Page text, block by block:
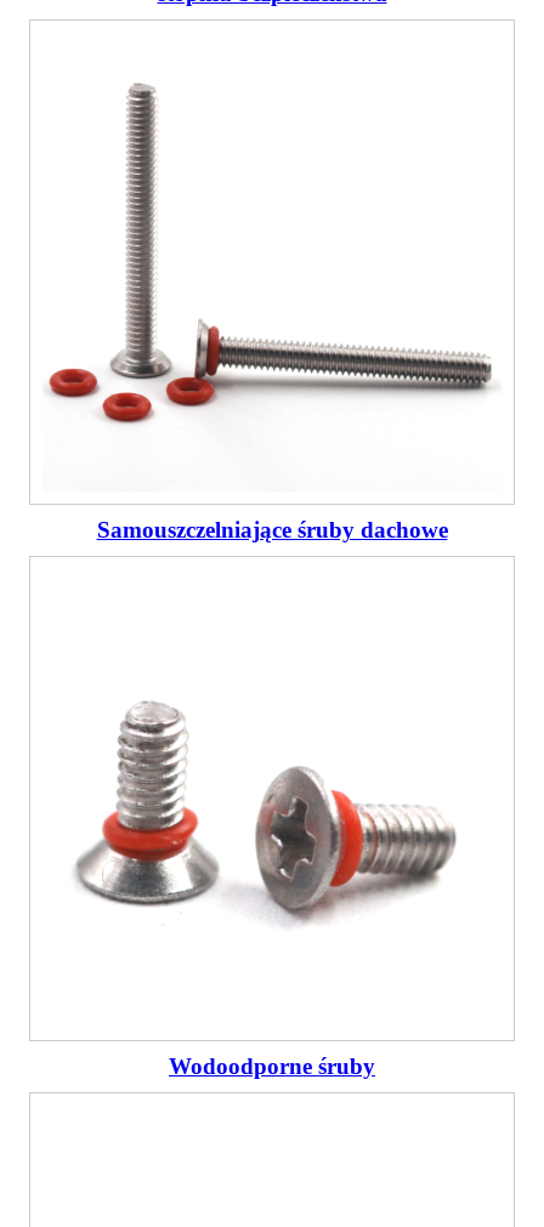
Samouszczelniające śruby dachowe
Wodoodporne śruby